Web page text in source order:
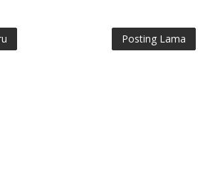
Posting Lama